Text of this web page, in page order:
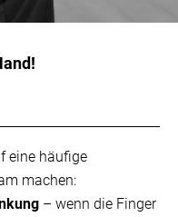
eine häufige
machen:
– wenn die Finger